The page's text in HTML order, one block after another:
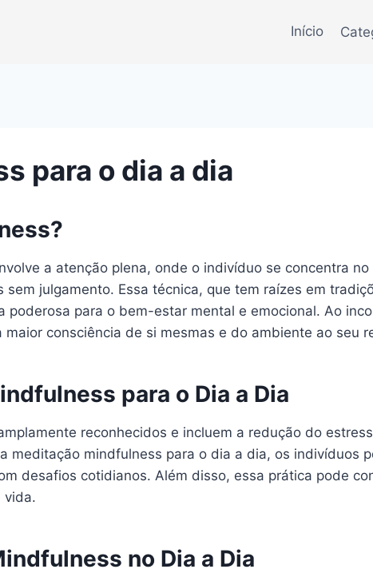
Início
para o dia a dia
a atenção plena, onde o indivíduo se concentra
sem julgamento. Essa técnica, que tem raízes em
para o bem-estar mental e emocional. Ao
consciência de si mesmas e do ambiente ao seu
para o Dia a Dia
reconhecidos e incluem a redução do
meditação mindfulness para o dia a dia, os indivíduos
desafios cotidianos. Além disso, essa prática pode
vida.
no Dia a Dia